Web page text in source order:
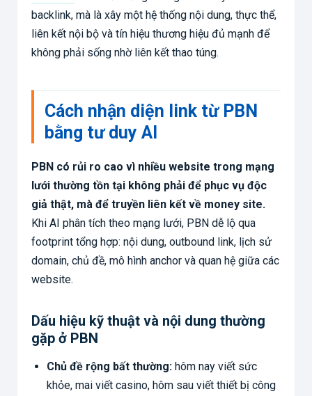
backlink, mà là xây một hệ thống nội dung, thực thể,
liên kết nội bộ và tín hiệu thương hiệu đủ mạnh để
không phải sống nhờ liên kết thao túng.
Cách nhận diện link từ PBN
bằng tư duy AI
PBN có rủi ro cao vì nhiều website trong mạng
lưới thường tồn tại không phải để phục vụ độc
giả thật, mà để truyền liên kết về money site.
Khi AI phân tích theo mạng lưới, PBN dễ lộ qua
footprint tổng hợp: nội dung, outbound link, lịch sử
domain, chủ đề, mô hình anchor và quan hệ giữa các
website.
Dấu hiệu kỹ thuật và nội dung thường
gặp ở PBN
Chủ đề rộng bất thường: hôm nay viết sức
khỏe, mai viết casino, hôm sau viết thiết bị công